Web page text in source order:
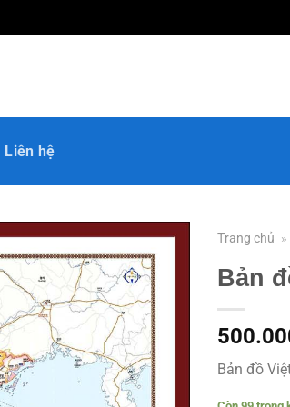
Liên hệ
Trang chủ »
Bản
Bản đồ